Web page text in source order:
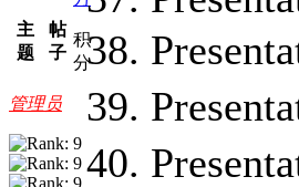
主
题
帖
子
积
分
管理员